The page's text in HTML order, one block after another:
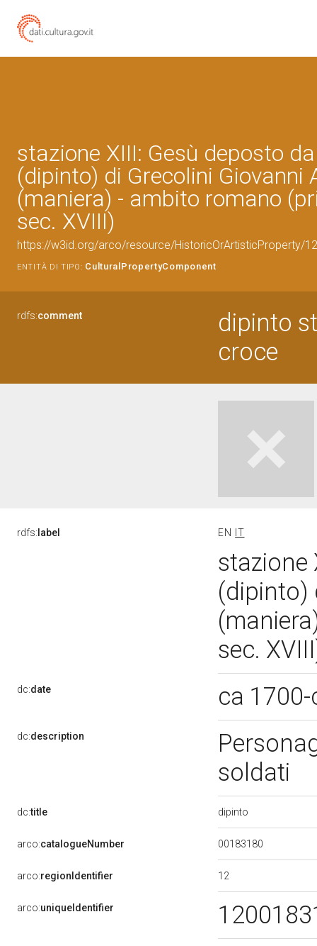
stazione XIII: Gesù deposto
(dipinto) di Grecolini Giovanni
(maniera) - ambito romano
sec. XVIII)
https://w3id.org/arco/resource/HistoricOrArtisticProperty/
ENTITÀ DI TIPO: CulturalPropertyComponent
rdfs:comment
dipinto
croce
rdfs: label EN IT
stazione
(dipinto)
sec.
dc:date ca
dc:description
soldati
dc:title dipinto
arco:catalogueNumber 00183180
arco:regionIdentifier 12
arco:uniqueIdentifier